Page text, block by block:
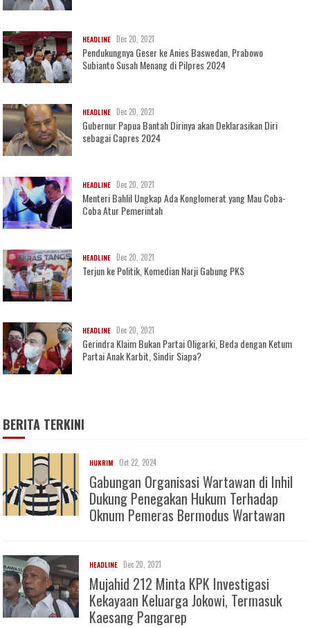
HEADLINE Dec 20, 2021
Pendukungnya Geser ke Anies Baswedan, Prabowo
Subianto Susah Menang di Pilpres 2024
HEADLINE Dec 20, 2021
Gubernur Papua Bantah Dirinya akan Deklarasikan Diri
sebagai Capres 2024
HEADLINE Dec 20, 2021
Menteri Bahlil Ungkap Ada Konglomerat yang Mau Coba-
Coba Atur Pemerintah
HEADLINE Dec 20, 2021
Terjun ke Politik, Komedian Narji Gabung PKS
HEADLINE Dec 20, 2021
Gerindra Klaim Bukan Partai Oligarki, Beda dengan Ketum
Partai Anak Karbit, Sindir Siapa?
BERITA TERKINI
HUKRIM Oct 22, 2024
Gabungan Organisasi Wartawan di Inhil
Dukung Penegakan Hukum Terhadap
Oknum Pemeras Bermodus Wartawan
HEADLINE Dec 20, 2021
Mujahid 212 Minta KPK Investigasi
Kekayaan Keluarga Jokowi, Termasuk
Kaesang Pangarep